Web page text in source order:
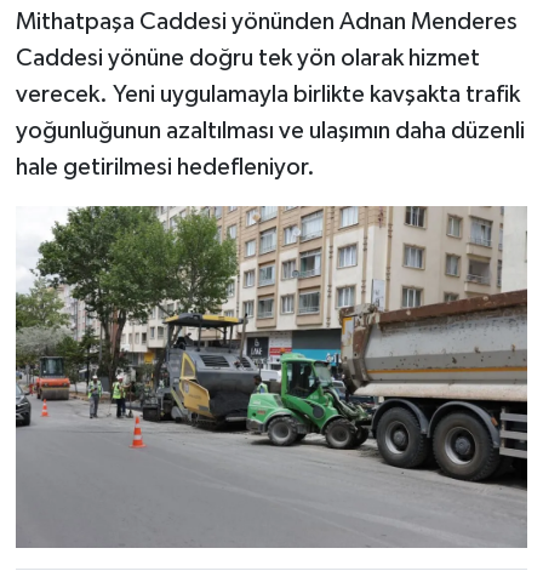
Mithatpaşa Caddesi yönünden Adnan Menderes
Caddesi yönüne doğru tek yön olarak hizmet
verecek. Yeni uygulamayla birlikte kavşakta trafik
yoğunluğunun azaltılması ve ulaşımın daha düzenli
hale getirilmesi hedefleniyor.